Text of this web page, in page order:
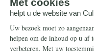
Steun ons
Nieuwsbrief